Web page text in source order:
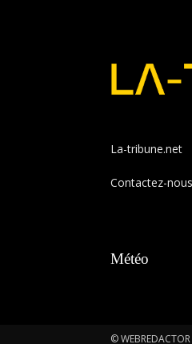
La-tribune.net
Contactez-
Météo
© WEBREDACTOR